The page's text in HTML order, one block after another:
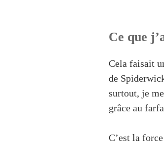
Ce que
Cela faisait
de
surtout, je
grâce au
C’est la